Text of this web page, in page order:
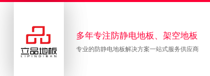
多年专注防静电地板、架空地板
专业的防静电地板解决方案一站式服务供应商